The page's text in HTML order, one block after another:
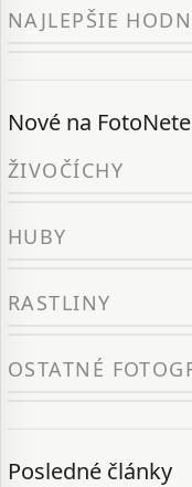
NAJLEPŠIE
Nové na FotoNete
ŽIVOČÍCHY
HUBY
RASTLINY
OSTATNÉ
Posledné články